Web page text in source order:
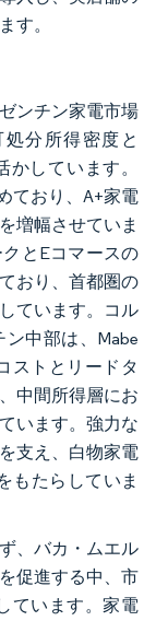
す。
ンチン家電市場
処分所得密度と
しています。
ており、A+家電
増幅させていま
とEコマースの
おり、首都圏の
ています。コル
中部は、Mabe
ストとリードタ
中間所得層にお
います。強力な
支え、白物家電
もたらしていま
、バカ・ムエル
促進する中、市
ています。家電